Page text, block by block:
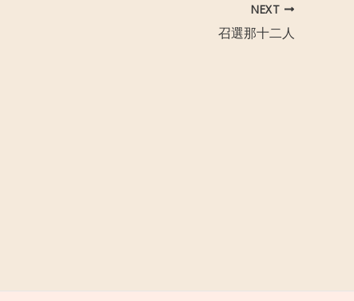
NEXT
召選那十二人